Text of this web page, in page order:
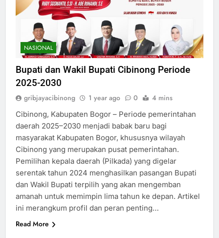
NASIONAL
Bupati dan Wakil Bupati Cibinong Periode
2025-2030
gribjayacibinong 1 year ago 0 4 mins
Cibinong, Kabupaten Bogor – Periode pemerintahan
daerah 2025–2030 menjadi babak baru bagi
masyarakat Kabupaten Bogor, khususnya wilayah
Cibinong yang merupakan pusat pemerintahan.
Pemilihan kepala daerah (Pilkada) yang digelar
serentak tahun 2024 menghasilkan pasangan Bupati
dan Wakil Bupati terpilih yang akan mengemban
amanah untuk memimpin lima tahun ke depan. Artikel
ini merangkum profil dan peran penting…
Read More